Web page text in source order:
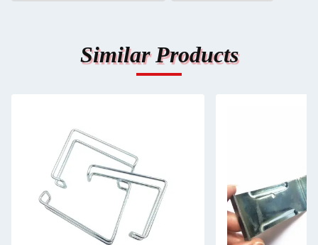
Similar Products